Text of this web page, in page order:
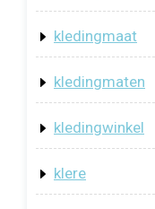
kledingmaat
kledingmaten
kledingwinkel
klere